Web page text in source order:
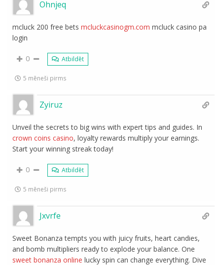
Ohnjeq
mcluck 200 free betsmcluckcasinogm.com mcluck casino pa
login
0 Atbildēt
5 mēneši pirms
Zyiruz
Unveil the secrets to big wins with expert tips and guides. In
crown coins casino, loyalty rewards multiply your earnings.
Start your winning streak today!
0 Atbildēt
5 mēneši pirms
Jxvrfe
Sweet Bonanza tempts you with juicy fruits, heart candies,
and bomb multipliers ready to explode your balance. One
sweet bonanza online lucky spin can change everything. Dive